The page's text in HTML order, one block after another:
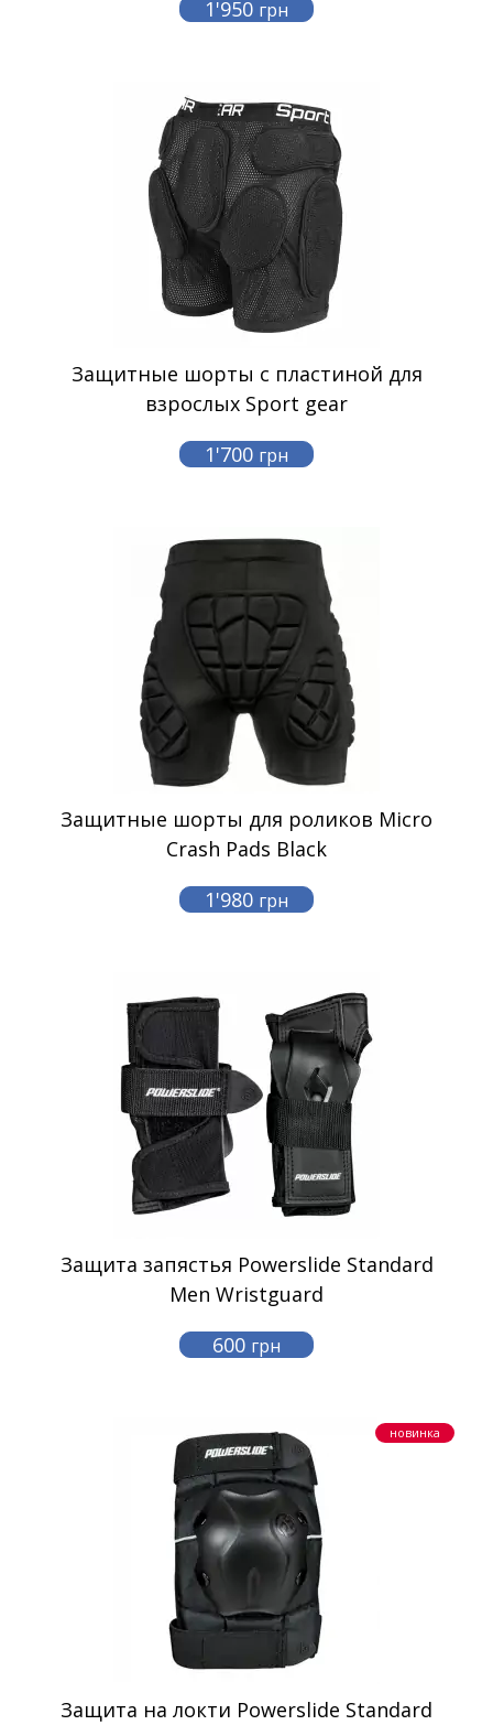
1'950 грн
Защитные шорты с пластиной для
взрослых Sport gear
1'700 грн
Защитные шорты для роликов Micro
Crash Pads Black
1'980 грн
Защита запястья Powerslide Standard
Men Wristguard
600 грн
новинка
Защита на локти Powerslide Standard